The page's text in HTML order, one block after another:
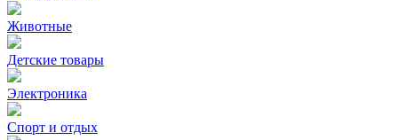
Животные
Детские товары
Электроника
Спорт и отдых